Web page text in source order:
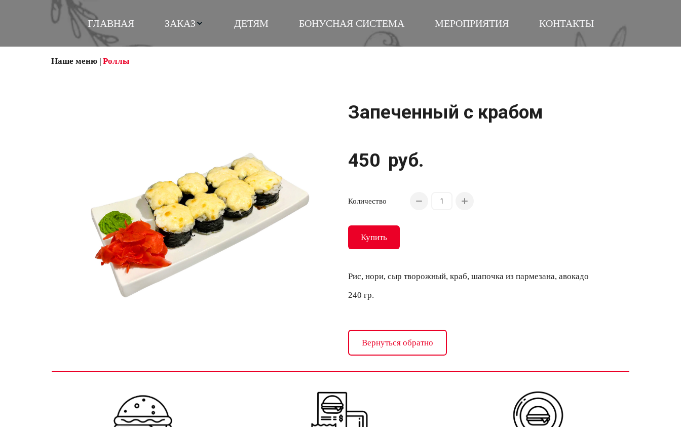
ГЛАВНАЯ ЗАКАЗ ДЕТЯМ БОНУСНАЯ СИСТЕМА МЕРОПРИЯТИЯ КОНТАКТЫ
Наше меню | Роллы
Запеченный с крабом
450 руб.
Количество
Купить
Рис, нори, сыр творожный, краб, шапочка из пармезана, авокадо
240 гр.
Вернуться обратно